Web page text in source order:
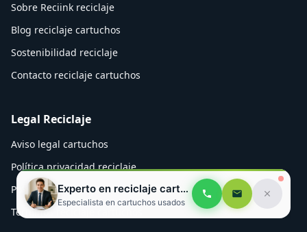
Experto en reciclaje cartuchos
Especialista en cartuchos usados
Sobre Reciink reciclaje
Blog reciclaje cartuchos
Sostenibilidad reciclaje
Contacto reciclaje cartuchos
Legal Reciclaje
Aviso legal cartuchos
Política privacidad reciclaje
Política cookies Reciink
Términos reciclaje cartuchos